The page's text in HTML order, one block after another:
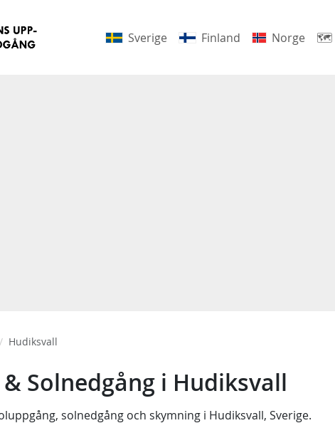
Sverige Finland Norge 🗺
Hudiksvall
Solnedgång i Hudiksvall
, solnedgång och skymning i Hudiksvall, Sverige.